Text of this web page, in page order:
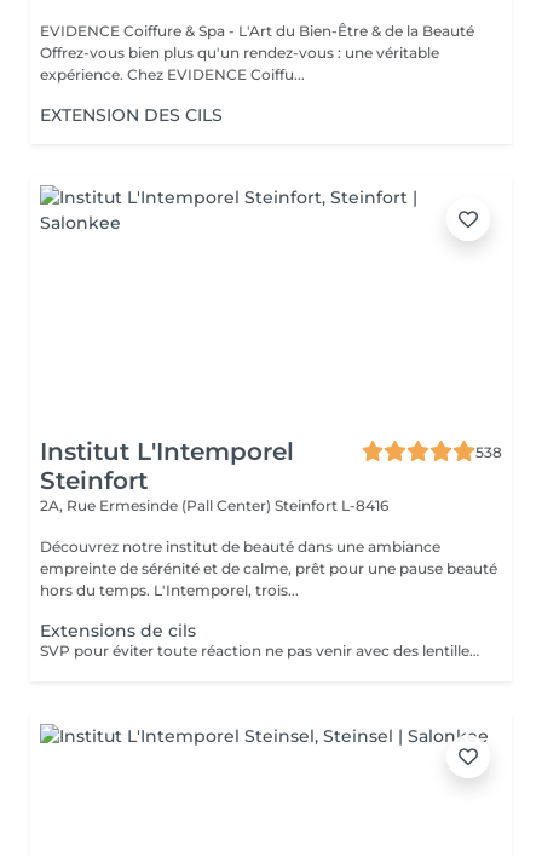
EVIDENCE Coiffure & Spa - L'Art du Bien-Être & de la Beauté
Offrez-vous bien plus qu'un rendez-vous : une véritable
expérience. Chez EVIDENCE Coiffu...
EXTENSION DES CILS
Institut L'Intemporel
Steinfort
538
2A, Rue Ermesinde (Pall Center) Steinfort L-8416
Découvrez notre institut de beauté dans une ambiance
empreinte de sérénité et de calme, prêt pour une pause beauté
hors du temps. L'Intemporel, trois...
Extensions de cils
SVP pour éviter toute réaction ne pas venir avec des lentilles de contact ou prévoir le nécessaire pour les retirer avant la prestation.